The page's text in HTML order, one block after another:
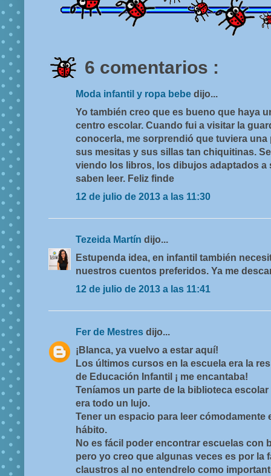
6 comentarios :
Moda infantil y ropa bebe dijo...
Yo también creo que es bueno que haya
centro escolar. Cuando fui a visitar la
conocerla, me sorprendió que tuviera
sus mesitas y sus sillas tan chiquitinas.
viendo los libros, los dibujos adaptados a
saben leer. Feliz finde
12 de julio de 2013 a las 11:30
Tezeida Martín dijo...
Estupenda idea, en infantil también
nuestros cuentos preferidos. Ya me
12 de julio de 2013 a las 11:41
Fer de Mestres dijo...
¡Blanca, ya vuelvo a estar aquí!
Los últimos cursos en la escuela era la
de Educación Infantil ¡ me encantaba!
Teníamos un parte de la biblioteca
era todo un lujo.
Tener un espacio para leer cómodamente
hábito.
No es fácil poder encontrar escuelas con
pero yo creo que algunas veces es por la
claustros al no entendrelo como